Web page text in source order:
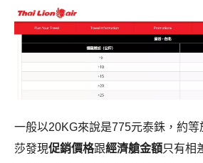
一般以20KG來說是775元泰銖，約
莎發現促銷價格跟經濟艙金額只有相